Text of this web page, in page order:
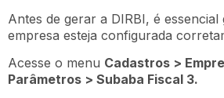
Antes de gerar a DIRBI, é essencial
empresa esteja configurada
Acesse o menu Cadastros >
Parâmetros > Subaba Fiscal 3.